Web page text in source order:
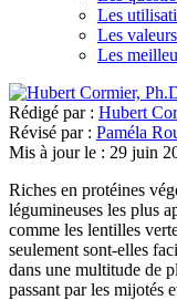
Les
Les
Les
Rédigé par : Hubert
Révisé par : Paméla
Mis à jour le : 29 juin
Riches en protéines
légumineuses les plus
comme les lentilles
seulement sont-elles
dans une multitude de
passant par les mijotés